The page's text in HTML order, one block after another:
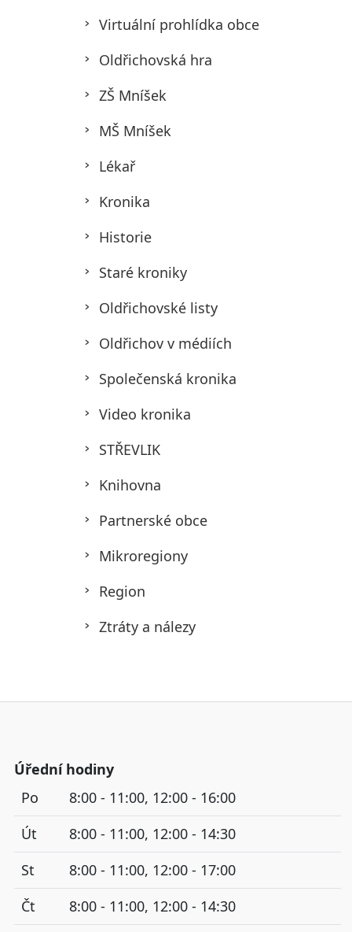
Virtuální prohlídka obce
Oldřichovská hra
ZŠ Mníšek
MŠ Mníšek
Lékař
Kronika
Historie
Staré kroniky
Oldřichovské listy
Oldřichov v médiích
Společenská kronika
Video kronika
STŘEVLIK
Knihovna
Partnerské obce
Mikroregiony
Region
Ztráty a nálezy
Úřední hodiny
Po
8:00 - 11:00, 12:00 - 16:00
Út
8:00 - 11:00, 12:00 - 14:30
St
8:00 - 11:00, 12:00 - 17:00
Čt
8:00 - 11:00, 12:00 - 14:30